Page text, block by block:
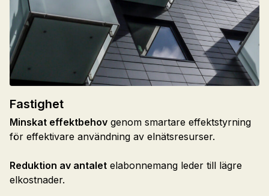
Fastighet
Minskat effektbehov genom smartare effektstyrning
för effektivare användning av elnätsresurser.
Reduktion av antalet elabonnemang leder till lägre
elkostnader.